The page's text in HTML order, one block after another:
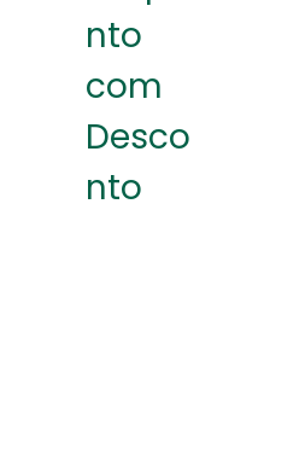
nto
com
Desco
nto